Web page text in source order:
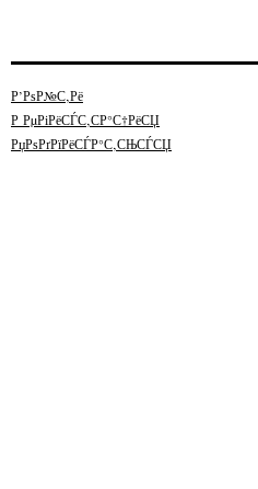
Р’РѕР№С‚Рё
Р РµРіРёСЃС‚СР°С†РёСЏ
РџРѕРґРїРёСЃР°С‚СЊСЃСЏ